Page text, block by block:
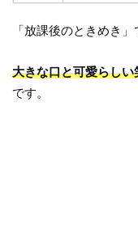
「放課後のときめき」
大きな口と可愛らしい
です。